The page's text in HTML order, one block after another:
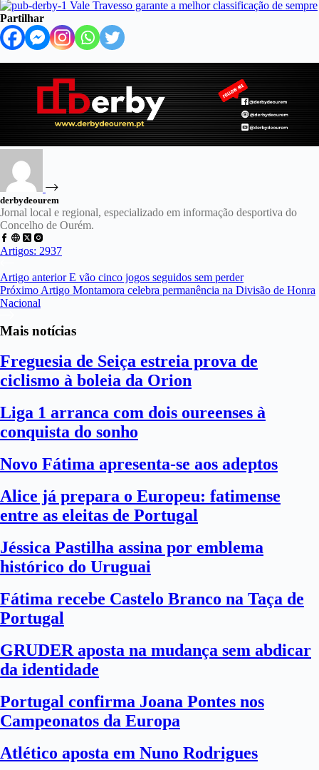
Partilhar
derbydeourem
Jornal local e regional, especializado em informação desportiva do
Concelho de Ourém.
Artigos: 2937
Artigo anteriorE vão cinco jogos seguidos sem perder
Próximo Artigo Montamora celebra permanência na Divisão de Honra
Nacional
Mais notícias
Freguesia de Seiça estreia prova de
ciclismo à boleia da Orion
Liga 1 arranca com dois oureenses à
conquista do sonho
Novo Fátima apresenta-se aos adeptos
Alice já prepara o Europeu: fatimense
entre as eleitas de Portugal
Jéssica Pastilha assina por emblema
histórico do Uruguai
Fátima recebe Castelo Branco na Taça de
Portugal
GRUDER aposta na mudança sem abdicar
da identidade
Portugal confirma Joana Pontes nos
Campeonatos da Europa
Atlético aposta em Nuno Rodrigues